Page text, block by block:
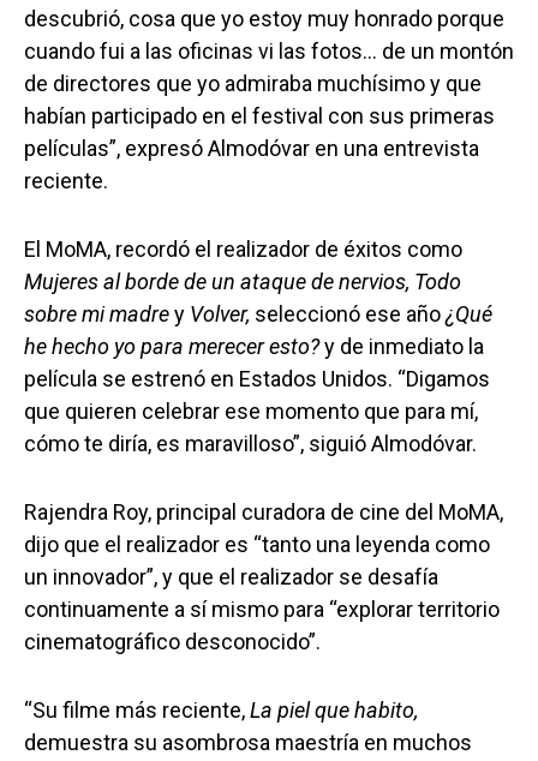
descubrió, cosa que yo estoy muy honrado porque
cuando fui a las oficinas vi las fotos… de un montón
de directores que yo admiraba muchísimo y que
habían participado en el festival con sus primeras
películas”, expresó Almodóvar en una entrevista
reciente.
El MoMA, recordó el realizador de éxitos como
Mujeres al borde de un ataque de nervios, Todo
sobre mi madrey Volver, seleccionó ese año¿Qué
he hecho yo para merecer esto?y de inmediato la
película se estrenó en Estados Unidos. “Digamos
que quieren celebrar ese momento que para mí,
cómo te diría, es maravilloso”, siguió Almodóvar.
Rajendra Roy, principal curadora de cine del MoMA,
dijo que el realizador es “tanto una leyenda como
un innovador”, y que el realizador se desafía
continuamente a sí mismo para “explorar territorio
cinematográfico desconocido”.
“Su filme más reciente,La piel que habito,
demuestra su asombrosa maestría en muchos